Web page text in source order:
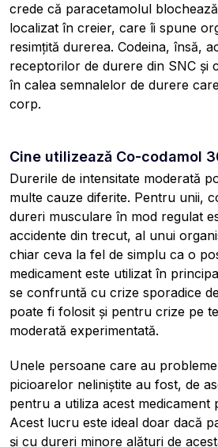
crede că paracetamolul
localizat în creier, care îi spune
resimțită durerea. Codeina, însă,
receptorilor de durere din SNC și
în calea semnalelor de durere
corp.
Cine utilizează Co-codamol
Durerile de intensitate moderată
multe cauze diferite. Pentru unii,
dureri musculare în mod regulat
accidente din trecut, al unui
chiar ceva la fel de simplu ca o
medicament este utilizat în
se confruntă cu crize sporadice
poate fi folosit și pentru crize pe
moderată experimentată.
Unele persoane care au
picioarelor neliniștite au fost, de
pentru a utiliza acest medicament
Acest lucru este ideal doar dacă
și cu dureri minore alături de